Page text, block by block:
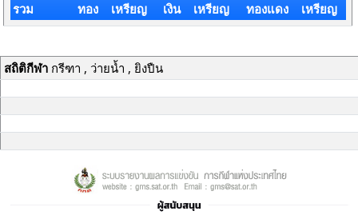
รวม
ทอง เหรียญ
เงิน เหรียญ
ทองแดง เหรียญ
สถิติกีฬากรีฑา , ว่ายน้ำ , ยิงปืน